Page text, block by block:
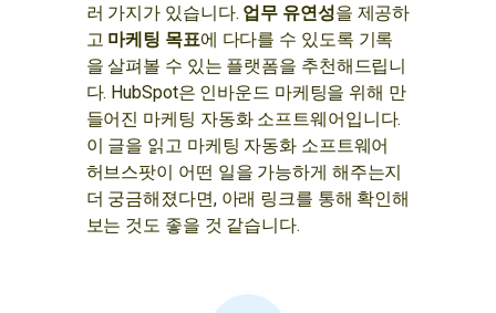
러 가지가 있습니다. 업무 유연성을 제공하
고 마케팅 목표에 다다를 수 있도록 기록
을 살펴볼 수 있는 플랫폼을 추천해드립니
다. HubSpot은 인바운드 마케팅을 위해 만
들어진 마케팅 자동화 소프트웨어입니다.
이 글을 읽고 마케팅 자동화 소프트웨어
허브스팟이 어떤 일을 가능하게 해주는지
더 궁금해졌다면, 아래 링크를 통해 확인해
보는 것도 좋을 것 같습니다.